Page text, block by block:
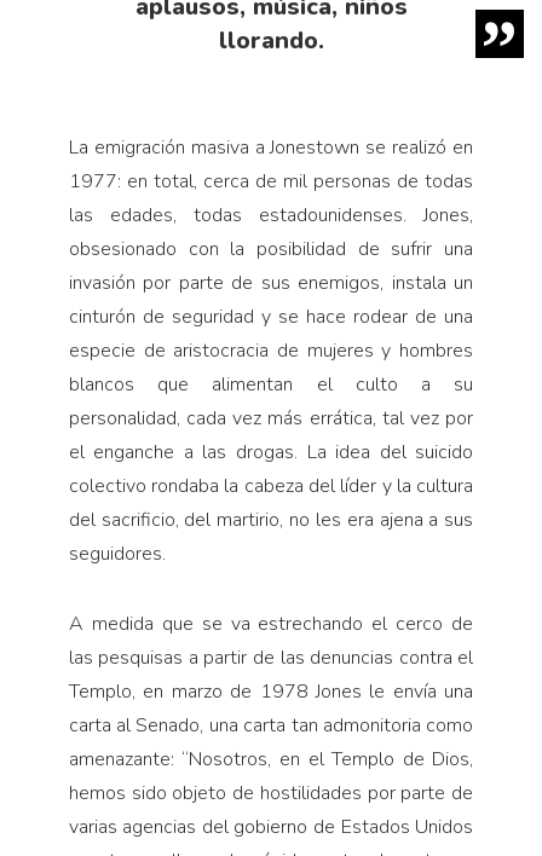
llorando.
La emigración masiva a Jonestown se realizó en
1977: en total, cerca de mil personas de todas
las edades, todas estadounidenses. Jones,
obsesionado con la posibilidad de sufrir una
invasión por parte de sus enemigos, instala un
cinturón de seguridad y se hace rodear de una
especie de aristocracia de mujeres y hombres
blancos que alimentan el culto a su
personalidad, cada vez más errática, tal vez por
el enganche a las drogas. La idea del suicido
colectivo rondaba la cabeza del líder y la cultura
del sacrificio, del martirio, no les era ajena a sus
seguidores.
A medida que se va estrechando el cerco de
las pesquisas a partir de las denuncias contra el
Templo, en marzo de 1978 Jones le envía una
carta al Senado, una carta tan admonitoria como
amenazante: “Nosotros, en el Templo de Dios,
hemos sido objeto de hostilidades por parte de
varias agencias del gobierno de Estados Unidos